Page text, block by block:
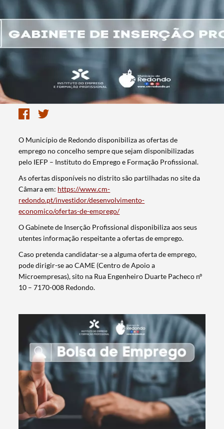
O Município de Redondo disponibiliza as ofertas de
emprego no concelho sempre que sejam disponibilizadas
pelo IEFP – Instituto do Emprego e Formação Profissional.
As ofertas disponíveis no distrito são partilhadas no site da
Câmara em: https://www.cm-
redondo.pt/investidor/desenvolvimento-
economico/ofertas-de-emprego/
O Gabinete de Inserção Profissional disponibiliza aos seus
utentes informação respeitante a ofertas de emprego.
Caso pretenda candidatar-se a alguma oferta de emprego,
pode dirigir-se ao CAME (Centro de Apoio a
Microempresas), sito na Rua Engenheiro Duarte Pacheco nº
10 – 7170-008 Redondo.